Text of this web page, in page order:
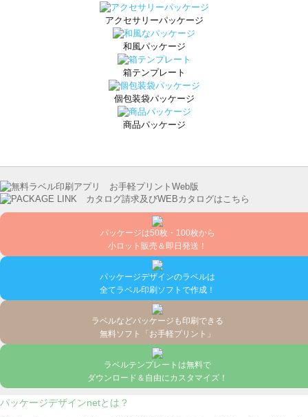
アクセサリーパッケージ
和風パッケージ
箱テンプレート
個包装袋パッケージ
商品パッケージ
パッケージは50枚・100枚から
小ロット販売＆即日発送！
パッケージデザインのラベルは
全てラベル印刷ソフトで作成！
ラベルなどパッケージも印刷できる
無料ソフト「お手軽プリント」
ラベルテンプレートは無料で
ダウンロード＆自由にカスタマイズ！
パッケージデザインnetとは？